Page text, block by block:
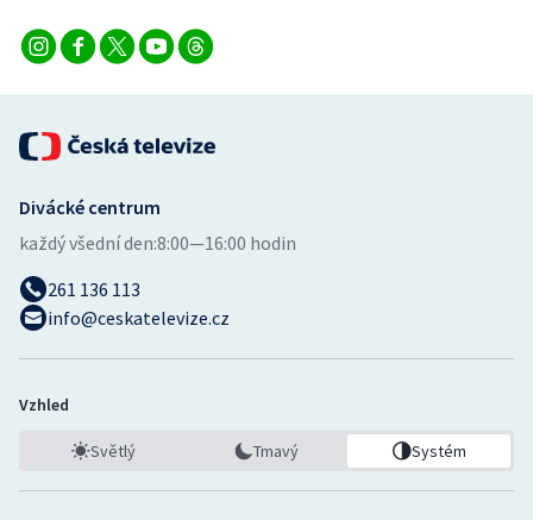
Divácké centrum
každý všední den:8:00—16:00 hodin
261 136 113
info@ceskatelevize.cz
Vzhled
Světlý Tmavý Systém